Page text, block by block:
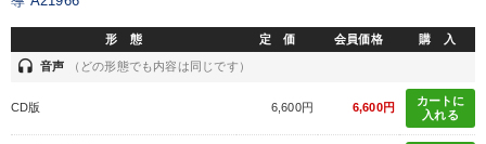
形 態 定 価 会員価格 購 入
headset 音声 （どの形態でも内容は同じです）
CD版 6,600円 6,600円
カートに
入れる